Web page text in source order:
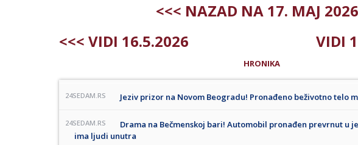
<<< NAZAD NA 17. MAJ 2026
<<< VIDI 16.5.2026
VIDI
HRONIKA
24SEDAM.RS Jeziv prizor na Novom Beogradu! Pronađeno beživotno telo
24SEDAM.RS
Drama na Bečmenskoj bari! Automobil pronađen prevrnut u
ima ljudi unutra